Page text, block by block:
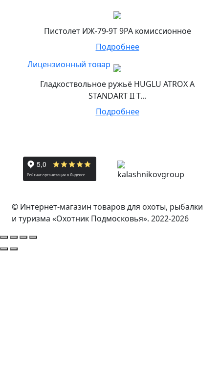
Пистолет ИЖ-79-9Т 9РА комиссионное
Подробнее
Лицензионный товар
Гладкоствольное ружьё HUGLU ATROX A
STANDART II T...
Подробнее
© Интернет-магазин товаров для охоты, рыбалки
и туризма «Охотник Подмосковья». 2022-2026